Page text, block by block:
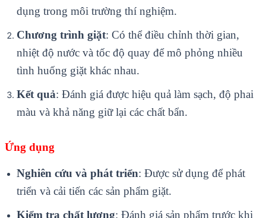
dụng trong môi trường thí nghiệm.
Chương trình giặt: Có thể điều chỉnh thời gian,
nhiệt độ nước và tốc độ quay để mô phỏng nhiều
tình huống giặt khác nhau.
Kết quả: Đánh giá được hiệu quả làm sạch, độ phai
màu và khả năng giữ lại các chất bẩn.
Ứng dụng
Nghiên cứu và phát triển: Được sử dụng để phát
triển và cải tiến các sản phẩm giặt.
Kiểm tra chất lượng: Đánh giá sản phẩm trước khi